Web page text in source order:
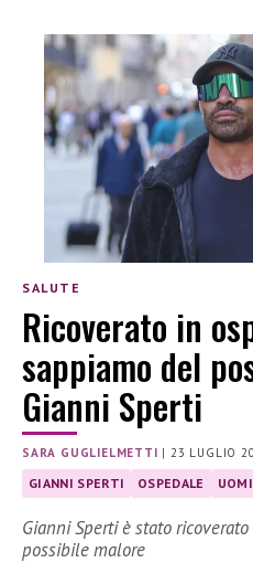
SALUTE
Ricoverato in
sappiamo del
Gianni Sperti
SARA GUGLIELMETTI |23 LUGLIO
GIANNI SPERTI OSPEDALE
Gianni Sperti è stato
possibile malore